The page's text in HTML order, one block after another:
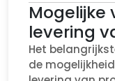
Mogelijke
levering
Het
de